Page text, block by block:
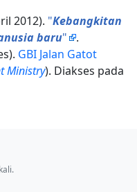
2012). "Kebangkitan
baru"
.
GBI Jalan Gatot
Ministry). Diakses pada